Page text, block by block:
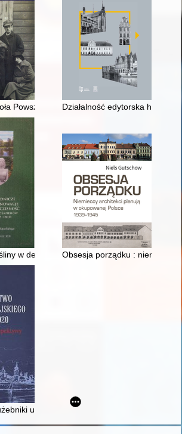
Powszechna w Jabłonnie-Legjonowie w
Działalność edytorska
w dendrariach i oranżeriach dworskich
Obsesja porządku : niemieccy
unickie z XVII wieku